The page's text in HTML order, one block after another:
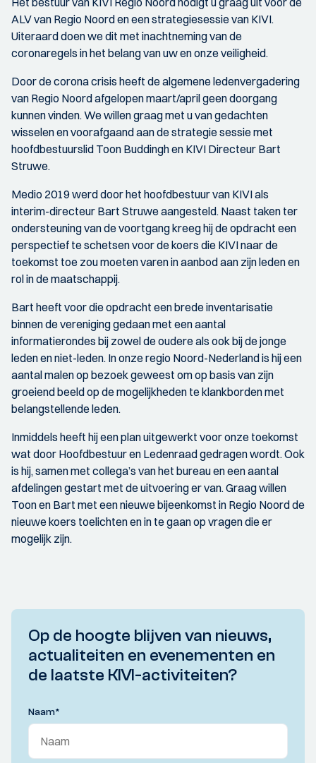
ALV van Regio Noord en een strategiesessie van KIVI.
Uiteraard doen we dit met inachtneming van de
coronaregels in het belang van uw en onze veiligheid.
Door de corona crisis heeft de algemene ledenvergadering
van Regio Noord afgelopen maart/april geen doorgang
kunnen vinden. We willen graag met u van gedachten
wisselen en voorafgaand aan de strategie sessie met
hoofdbestuurslid Toon Buddingh en KIVI Directeur Bart
Struwe.
Medio 2019 werd door het hoofdbestuur van KIVI als
interim-directeur Bart Struwe aangesteld. Naast taken ter
ondersteuning van de voortgang kreeg hij de opdracht een
perspectief te schetsen voor de koers die KIVI naar de
toekomst toe zou moeten varen in aanbod aan zijn leden en
rol in de maatschappij.
Bart heeft voor die opdracht een brede inventarisatie
binnen de vereniging gedaan met een aantal
informatierondes bij zowel de oudere als ook bij de jonge
leden en niet-leden. In onze regio Noord-Nederland is hij een
aantal malen op bezoek geweest om op basis van zijn
groeiend beeld op de mogelijkheden te klankborden met
belangstellende leden.
Inmiddels heeft hij een plan uitgewerkt voor onze toekomst
wat door Hoofdbestuur en Ledenraad gedragen wordt. Ook
is hij, samen met collega’s van het bureau en een aantal
afdelingen gestart met de uitvoering er van. Graag willen
Toon en Bart met een nieuwe bijeenkomst in Regio Noord de
nieuwe koers toelichten en in te gaan op vragen die er
mogelijk zijn.
Op de hoogte blijven van nieuws,
actualiteiten en evenementen en
de laatste KIVI-activiteiten?
Naam*